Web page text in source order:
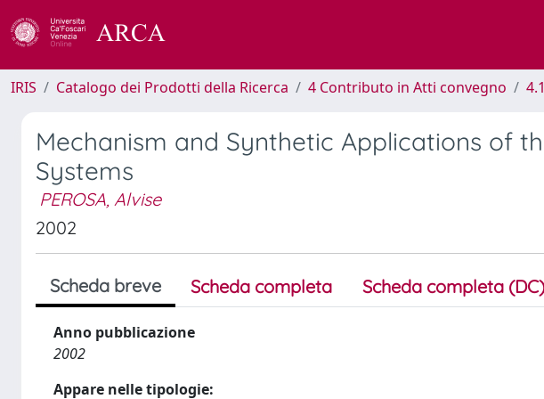
IRIS Catalogo dei Prodotti della Ricerca 4 Contributo in Atti convegno
Mechanism and Synthetic Applications of
Systems
PEROSA, Alvise
2002
Scheda breve Scheda completa Scheda completa (DC)
Anno pubblicazione
2002
Appare nelle tipologie: